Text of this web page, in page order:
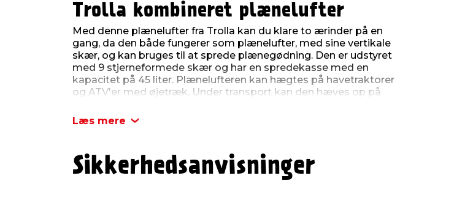
Trolla kombineret plænelufter
Med denne plænelufter fra Trolla kan du klare to ærinder på en
gang, da den både fungerer som plænelufter, med sine vertikale
skær, og kan bruges til at sprede plænegødning. Den er udstyret
med 9 stjerneformede skær og har en spredekasse med en
kapacitet på 45 liter. Plænelufteren kan hægtes på havetraktorer
og ATV'er med øjetræk. Under transport kan den hæves op på
Den leveres usamlet.
Produktdetaljer:
Anvendelse: Plæneluftning og -gødning
Skær: 9 x 8 tænder
Læs mere
Sikkerhedsanvisninger